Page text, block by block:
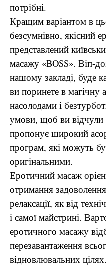
потрібні.
Кращим варіантом в
безсумнівно, якісний
представлений
масажу «BOSS». Віп-
нашому закладі, буде
ви поринете в
насолодами і
умови, щоб ви відчули
пропонує широкий
програм, які можуть
оригінальними.
Еротичний масаж
отримання
релаксації, як від
і самої майстрині.
еротичного масажу
перезавантаження
відновлювальних